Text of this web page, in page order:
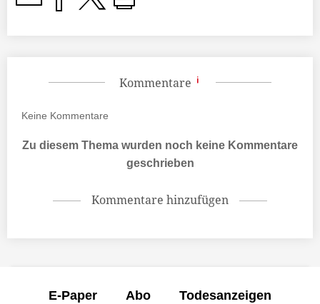
Kommentare
Keine Kommentare
Zu diesem Thema wurden noch keine Kommentare
geschrieben
Kommentare hinzufügen
E-Paper Abo Todesanzeigen